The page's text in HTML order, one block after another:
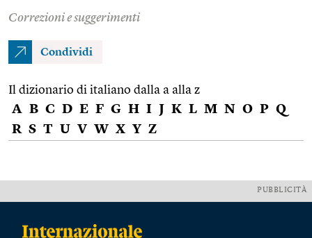
Correzioni e suggerimenti
Condividi
Il dizionario di italiano dalla a alla z
A B C D E F G H I J K L M N O P Q
R S T U V W X Y Z
PUBBLICITÀ